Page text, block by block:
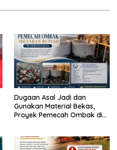
Dugaan Asal Jadi dan
Gunakan Material Bekas,
Proyek Pemecah Ombak di